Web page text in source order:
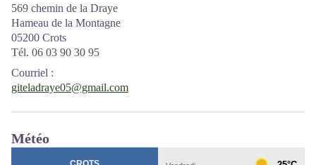
569 chemin de la Draye
Hameau de la Montagne
05200 Crots
Tél. 06 03 90 30 95
Courriel :
giteladraye05@gmail.com
Météo